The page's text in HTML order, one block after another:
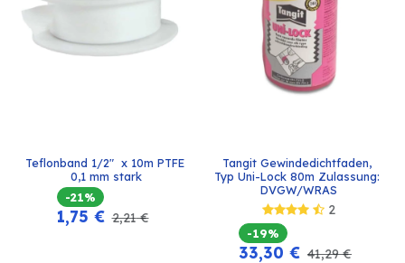
Teflonband 1/2"  x 10m PTFE
0,1 mm stark
-21%
1,75 € 2,21€
Tangit Gewindedichtfaden,
Typ Uni-Lock 80m Zulassung:
DVGW/WRAS
2
-19%
33,30 € 41,29€